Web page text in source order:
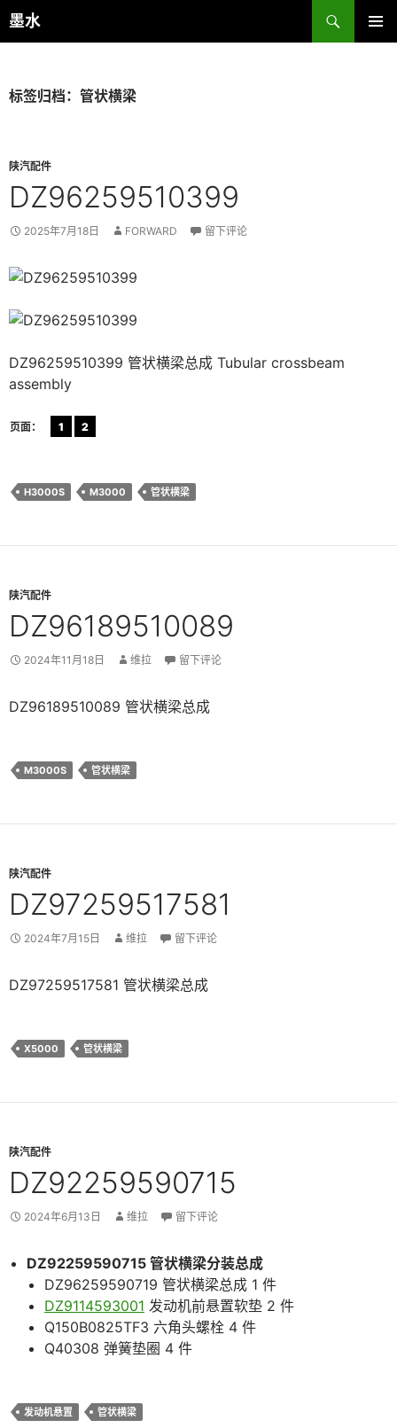
跳
至
墨水
搜
索
标签归档：管状横梁
陕汽配件
DZ96259510399
2025年7月18日 FORWARD 留下评论
DZ96259510399 管状横梁总成 Tubular crossbeam
assembly
页面： 1 2
H3000S M3000 管状横梁
陕汽配件
DZ96189510089
2024年11月18日 维拉 留下评论
DZ96189510089 管状横梁总成
M3000S 管状横梁
陕汽配件
DZ97259517581
2024年7月15日 维拉 留下评论
DZ97259517581 管状横梁总成
X5000 管状横梁
陕汽配件
DZ92259590715
2024年6月13日 维拉 留下评论
DZ92259590715 管状横梁分装总成
DZ96259590719 管状横梁总成 1 件
DZ9114593001 发动机前悬置软垫 2 件
Q150B0825TF3 六角头螺栓 4 件
Q40308 弹簧垫圈 4 件
发动机悬置 管状横梁